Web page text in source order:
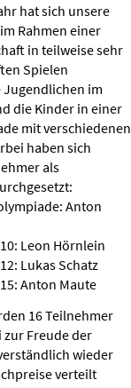
hat sich unsere
Rahmen einer
in teilweise sehr
Spielen
Jugendlichen im
die Kinder in einer
mit verschiedenen
haben sich
als
Anton
Leon Hörnlein
Lukas Schatz
Anton Maute
16 Teilnehmer
zur Freude der
wieder
verteilt